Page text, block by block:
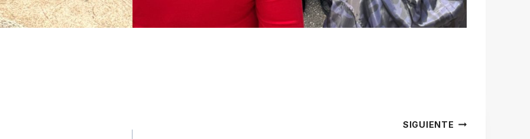
SIGUIENTE